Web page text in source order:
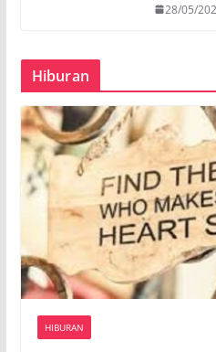
28/05/
Hiburan
HIBURAN